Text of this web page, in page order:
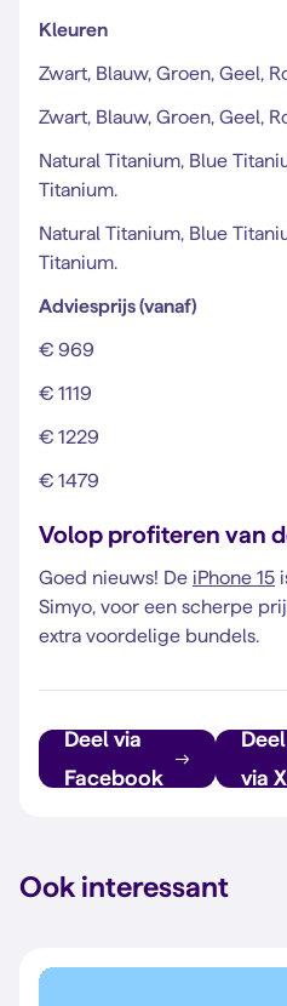
Kleuren
Zwart, Blauw, Groen, Geel,
Zwart, Blauw, Groen, Geel,
Natural Titanium, Blue
Titanium.
Natural Titanium, Blue
Titanium.
Adviesprijs (vanaf)
€ 969
€ 1119
€ 1229
€ 1479
Volop profiteren van
Goed nieuws! De iPhone 15
Simyo, voor een scherpe
extra voordelige bundels.
Deel via
Facebook
Deel
via X
Ook interessant